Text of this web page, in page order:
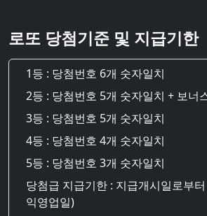
로또 당첨기준 및 지급기한
1등 : 당첨번호 6개 숫자일치
2등 : 당첨번호 5개 숫자일치 + 보너
3등 : 당첨번호 5개 숫자일치
4등 : 당첨번호 4개 숫자일치
5등 : 당첨번호 3개 숫자일치
당첨급 지급기한 : 지급개시일로부
익영업일)